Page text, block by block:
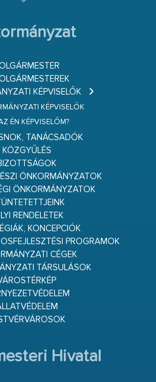
KÉPVISELŐK
KÉPVISELŐK
ÉN KÉPVISELŐM?
TANÁCSADÓK
KÖZGYŰLÉS
ÖNKORMÁNYZATOK
ÖNKORMÁNYZATOK
RENDELETEK
KONCEPCIÓK
PROGRAMOK
CÉGEK
TÁRSULÁSOK
Hivatal